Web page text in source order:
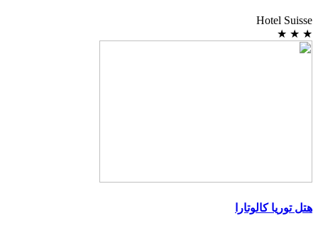
Hotel Suisse
★
★
★
هتل توریا کالوتارا